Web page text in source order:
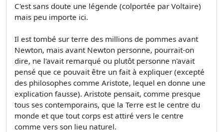
C'est sans doute une légende (colportée par Voltaire)
mais peu importe ici.
Il est tombé sur terre des millions de pommes avant
Newton, mais avant Newton personne, pourrait-on
dire, ne l'avait remarqué ou plutôt personne n'avait
pensé que ce pouvait être un fait à expliquer (excepté
des philosophes comme Aristote, lequel en donne une
explication fausse). Aristote pensait, comme presque
tous ses contemporains, que la Terre est le centre du
monde et que tout corps est attiré vers le centre
comme vers son lieu naturel.